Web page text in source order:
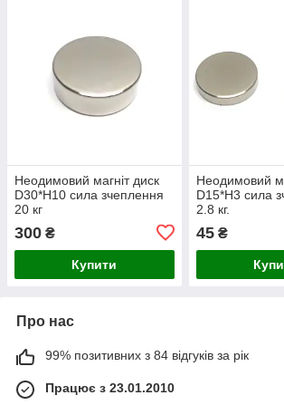
Неодимовий магніт диск
D30*H10 сила зчеплення
20 кг
300 ₴
Купити
Неодимовий
D15*H3 сила
2.8 кг.
45₴
Про нас
99% позитивних з 84 відгуків за рік
Працює з 23.01.2010